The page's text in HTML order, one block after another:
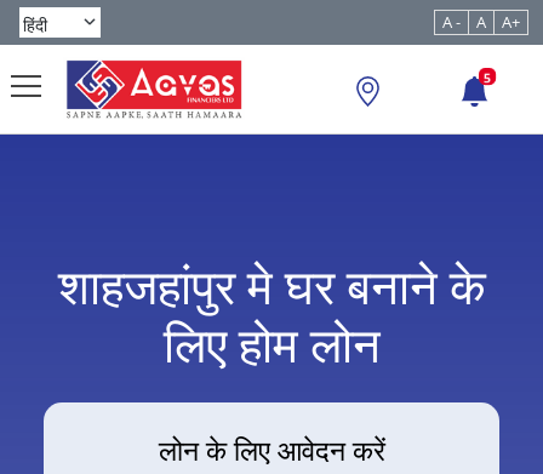
A - A A+
5
शाहजहांपुर मे घर बनाने के
लिए होम लोन
लोन के लिए आवेदन करें